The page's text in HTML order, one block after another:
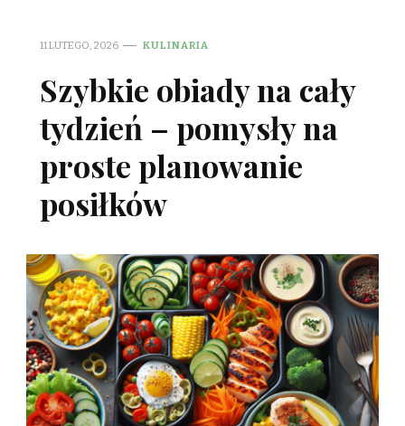
11 LUTEGO, 2026 KULINARIA
Szybkie obiady na cały
tydzień – pomysły na
proste planowanie
posiłków